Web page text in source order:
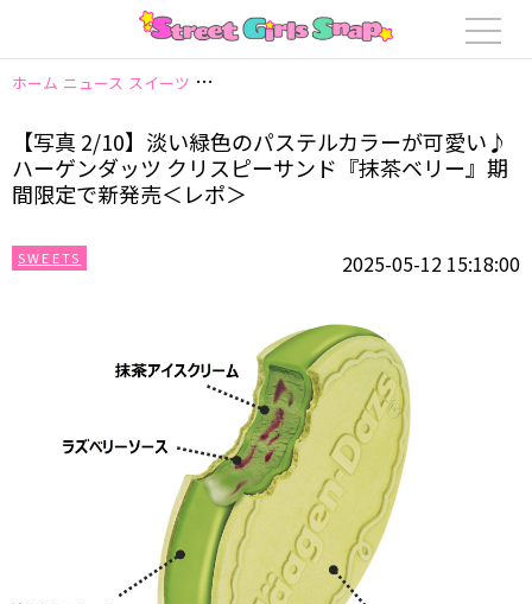
ホーム ニュース スイーツ 【写真 2/10】淡い緑色のパステルカラーが可
【写真 2/10】淡い緑色のパステルカラーが可愛い♪
ハーゲンダッツ クリスピーサンド『抹茶ベリー』期
間限定で新発売＜レポ＞
SWEETS 2025-05-12 15:18:00